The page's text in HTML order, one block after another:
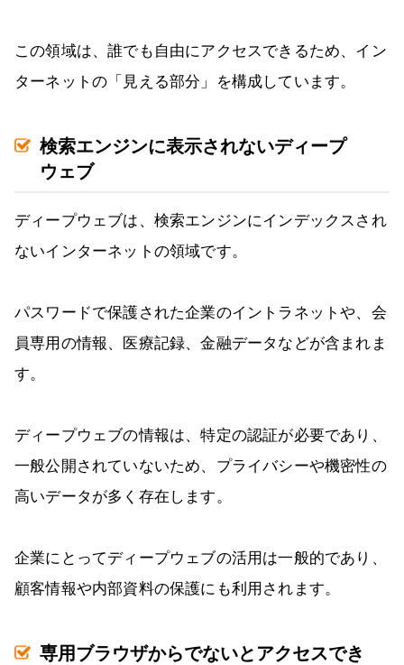
この領域は、誰でも自由にアクセスできるため、イン
ターネットの「見える部分」を構成しています。
検索エンジンに表示されないディープ
ウェブ
ディープウェブは、検索エンジンにインデックスされ
ないインターネットの領域です。
パスワードで保護された企業のイントラネットや、会
員専用の情報、医療記録、金融データなどが含まれま
す。
ディープウェブの情報は、特定の認証が必要であり、
一般公開されていないため、プライバシーや機密性の
高いデータが多く存在します。
企業にとってディープウェブの活用は一般的であり、
顧客情報や内部資料の保護にも利用されます。
専用ブラウザからでないとアクセスでき